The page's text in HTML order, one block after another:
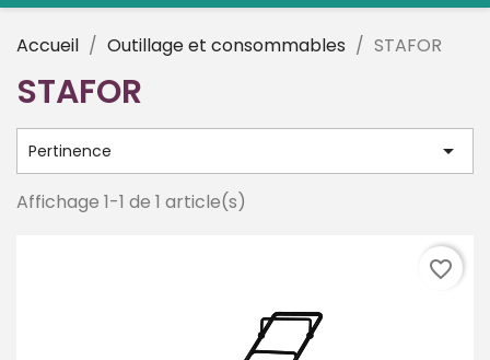
Accueil Outillage et consommables STAFOR
STAFOR
Pertinence 
Affichage 1-1 de 1 article(s)
favorite_border